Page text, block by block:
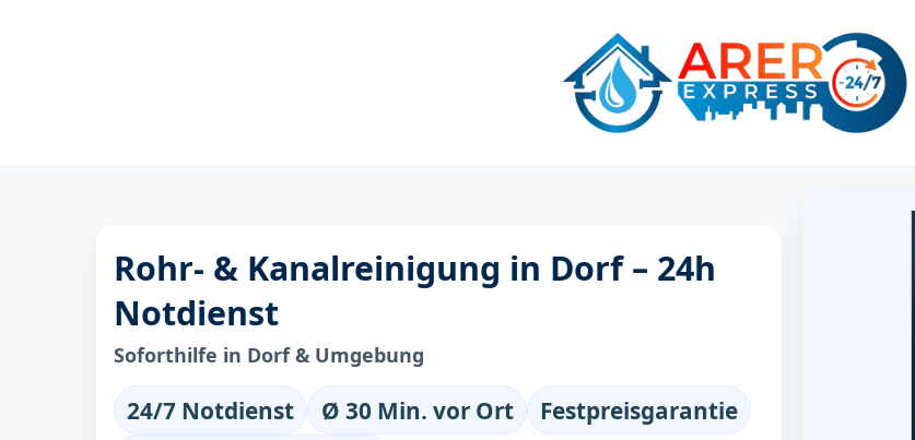
Rohr- & Kanalreinigung in Dorf – 24h
Notdienst
Soforthilfe in Dorf & Umgebung
24/7 Notdienst Ø 30 Min. vor Ort
Festpreisgarantie